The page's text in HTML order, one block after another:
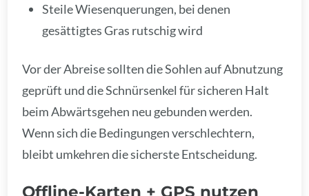
Steile Wiesenquerungen, bei denen
gesättigtes Gras rutschig wird
Vor der Abreise sollten die Sohlen auf Abnutzung
geprüft und die Schnürsenkel für sicheren Halt
beim Abwärtsgehen neu gebunden werden.
Wenn sich die Bedingungen verschlechtern,
bleibt umkehren die sicherste Entscheidung.
Offline-Karten + GPS nutzen